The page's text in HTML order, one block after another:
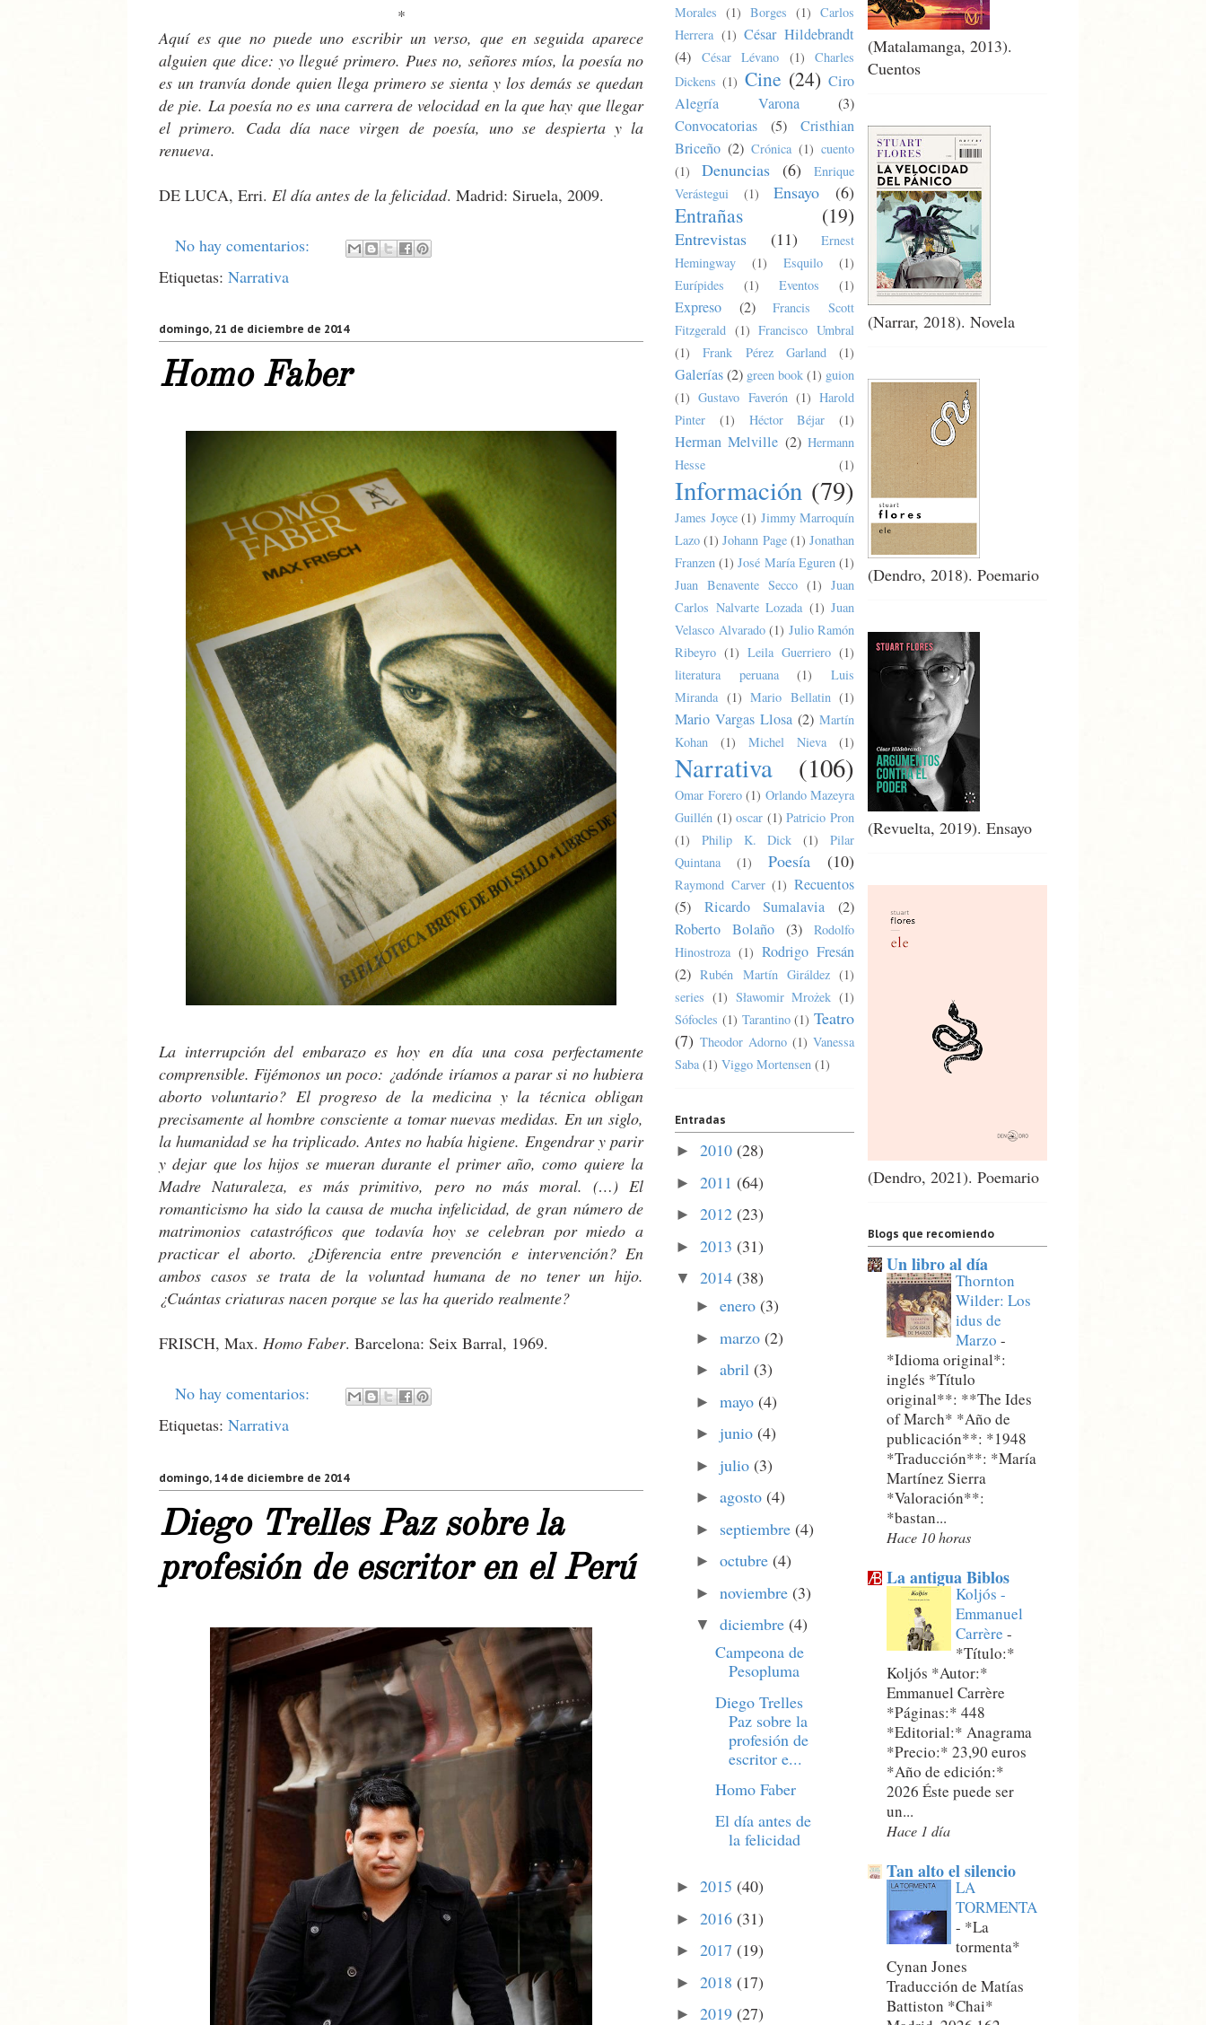
*
Aquí es que no puede uno escribir un verso, que en seguida aparece
alguien que dice: yo llegué primero. Pues no, señores míos, la poesía no
es un tranvía donde quien llega primero se sienta y los demás se quedan
de pie. La poesía no es una carrera de velocidad en la que hay que llegar
el primero. Cada día nace virgen de poesía, uno se despierta y la
renueva.
DE LUCA, Erri. El día antes de la felicidad. Madrid: Siruela, 2009.
No hay comentarios:
Etiquetas: Narrativa
domingo, 21 de diciembre de 2014
Homo Faber
La interrupción del embarazo es hoy en día una cosa perfectamente
comprensible. Fijémonos un poco: ¿adónde iríamos a parar si no hubiera
aborto voluntario? El progreso de la medicina y la técnica obligan
precisamente al hombre consciente a tomar nuevas medidas. En un siglo,
la humanidad se ha triplicado. Antes no había higiene. Engendrar y parir
y dejar que los hijos se mueran durante el primer año, como quiere la
Madre Naturaleza, es más primitivo, pero no más moral. (…) El
romanticismo ha sido la causa de mucha infelicidad, de gran número de
matrimonios catastróficos que todavía hoy se celebran por miedo a
practicar el aborto. ¿Diferencia entre prevención e intervención? En
ambos casos se trata de la voluntad humana de no tener un hijo.
¿Cuántas criaturas nacen porque se las ha querido realmente?
FRISCH, Max. Homo Faber. Barcelona: Seix Barral, 1969.
No hay comentarios:
Etiquetas: Narrativa
domingo, 14 de diciembre de 2014
Diego Trelles Paz sobre la
profesión de escritor en el Perú
Morales (1) Borges (1) Carlos
Herrera (1) César Hildebrandt
(4)
César Lévano (1)
Charles
Dickens (1) Cine (24) Ciro
Alegría Varona
(3)
Convocatorias
(5)
Cristhian
Briceño (2) Crónica (1) cuento
(1)
Denuncias (6)
Enrique
Verástegui
(1) Ensayo (6)
Entrañas (19)
Entrevistas (11)
Ernest
Hemingway
(1) Esquilo
(1)
Eurípides
(1) Eventos (1)
Expreso (2)
Francis Scott
Fitzgerald (1) Francisco Umbral
(1)
Frank Pérez Garland (1)
Galerías(2) green book (1) guion
(1) Gustavo Faverón (1) Harold
Pinter
(1) Héctor Béjar (1)
Herman Melville (2) Hermann
Hesse
(1)
Información (79)
James Joyce (1) Jimmy Marroquín
Lazo (1) Johann Page (1) Jonathan
Franzen (1) José María Eguren (1)
Juan Benavente Secco (1) Juan
Carlos Nalvarte Lozada (1) Juan
Velasco Alvarado (1) Julio Ramón
Ribeyro (1) Leila Guerriero (1)
literatura peruana
(1)
Luis
Miranda (1) Mario Bellatin (1)
Mario Vargas Llosa (2) Martín
Kohan
(1) Michel Nieva (1)
Narrativa (106)
Omar Forero (1) Orlando Mazeyra
Guillén (1) oscar (1) Patricio Pron
(1)
Philip K. Dick (1)
Pilar
Quintana
(1) Poesía (10)
Raymond Carver (1) Recuentos
(5)
Ricardo Sumalavia
(2)
Roberto Bolaño (3)
Rodolfo
Hinostroza (1) Rodrigo Fresán
(2) Rubén Martín Giráldez (1)
series (1) Sławomir Mrożek (1)
Sófocles (1) Tarantino (1) Teatro
(7) Theodor Adorno (1) Vanessa
Saba (1) Viggo Mortensen (1)
Entradas
► 2010 (28)
► 2011 (64)
► 2012 (23)
► 2013 (31)
▼ 2014 (38)
► enero (3)
► marzo (2)
► abril (3)
► mayo (4)
► junio (4)
► julio (3)
► agosto (4)
► septiembre (4)
► octubre (4)
► noviembre (3)
▼ diciembre (4)
Campeona de
Pesopluma
Diego Trelles
Paz sobre la
profesión de
escritor e...
Homo Faber
El día antes de
la felicidad
► 2015 (40)
► 2016 (31)
► 2017 (19)
► 2018 (17)
► 2019 (27)
(Matalamanga, 2013).
Cuentos
(Narrar, 2018). Novela
(Dendro, 2018). Poemario
(Revuelta, 2019). Ensayo
(Dendro, 2021). Poemario
Blogs que recomiendo
Un libro al día
Thornton
Wilder: Los
idus de
Marzo -
*Idioma original*:
inglés *Título
original**: **The Ides
of March* *Año de
publicación**: *1948
*Traducción**: *María
Martínez Sierra
*Valoración**:
*bastan...
Hace 10 horas
La antigua Biblos
Koljós -
Emmanuel
Carrère -
*Título:*
Koljós *Autor:*
Emmanuel Carrère
*Páginas:* 448
*Editorial:* Anagrama
*Precio:* 23,90 euros
*Año de edición:*
2026 Éste puede ser
un...
Hace 1 día
Tan alto el silencio
LA
TORMENTA
- *La
tormenta*
Cynan Jones
Traducción de Matías
Battiston *Chai*